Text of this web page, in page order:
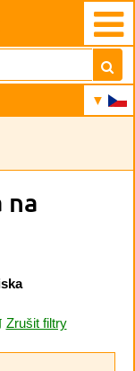
na
Zrušit filtry